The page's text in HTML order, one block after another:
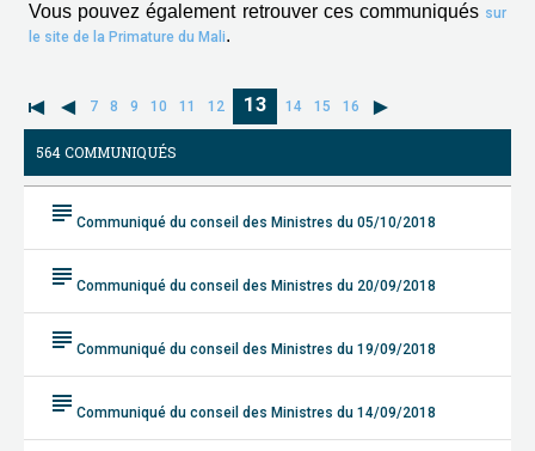
Vous pouvez également retrouver ces communiqués sur
le site de la Primature du Mali.
7 8 9 10 11 12 13 14 15 16
564 COMMUNIQUÉS
subject Communiqué du conseil des Ministres du 05/10/2018
subject Communiqué du conseil des Ministres du 20/09/2018
subject Communiqué du conseil des Ministres du 19/09/2018
subject Communiqué du conseil des Ministres du 14/09/2018